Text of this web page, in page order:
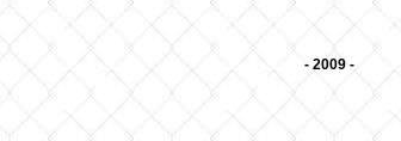
- 2009 -